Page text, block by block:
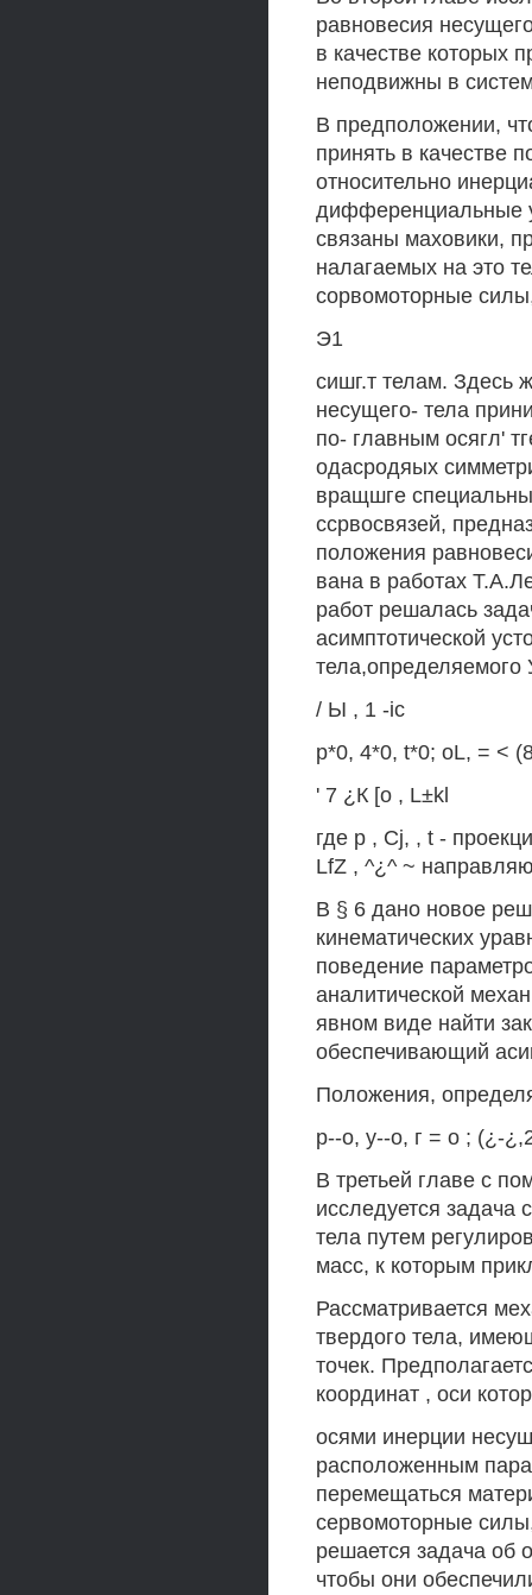
равновесия
в качестве которых
неподвижны в
В предположении,
принять в качестве
относительно
дифференциальные
связаны маховики,
налагаемых на это
сорвомоторные
Э1
сишг.т телам. Здесь
несущего- тела
по- главным осягл'
одасродяых
вращшге
ссрвосвязей,
положения
вана в работах
работ решалась
асимптотической
/ Ы , 1 -ic
р*0, 4*0, t*0; oL, = <
' 7 ¿К [о , L±kl
где р , Cj, , t -
LfZ , ^¿^ ~
В § 6 дано новое
кинематических
поведение
аналитической
явном виде найти
обеспечивающий
Положения,
р--о, у--о, г = о ; (¿-
В третьей главе с
исследуется задача
тела путем
масс, к которым
Рассматривается
твердого тела,
точек.
координат , оси
осями инерции
расположенным
перемещаться
сервомоторные
решается задача об
чтобы они